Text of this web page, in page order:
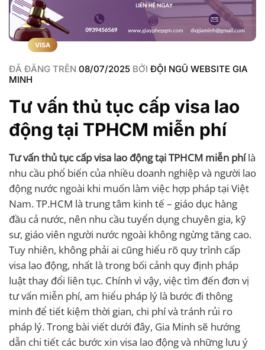
VISA
ĐÃ ĐĂNG TRÊN 08/07/2025 BỞI ĐỘI NGŨ WEBSITE GIA
MINH
Tư vấn thủ tục cấp visa lao
động tại TPHCM miễn phí
Tư vấn thủ tục cấp visa lao động tại TPHCM miễn phílà
nhu cầu phổ biến của nhiều doanh nghiệp và người lao
động nước ngoài khi muốn làm việc hợp pháp tại Việt
Nam. TP.HCM là trung tâm kinh tế – giáo dục hàng
đầu cả nước, nên nhu cầu tuyển dụng chuyên gia, kỹ
sư, giáo viên người nước ngoài không ngừng tăng cao.
Tuy nhiên, không phải ai cũng hiểu rõ quy trình cấp
visa lao động, nhất là trong bối cảnh quy định pháp
luật thay đổi liên tục. Chính vì vậy, việc tìm đến đơn vị
tư vấn miễn phí, am hiểu pháp lý là bước đi thông
minh để tiết kiệm thời gian, chi phí và tránh rủi ro
pháp lý. Trong bài viết dưới đây, Gia Minh sẽ hướng
dẫn chi tiết các bước xin visa lao động và những lưu ý